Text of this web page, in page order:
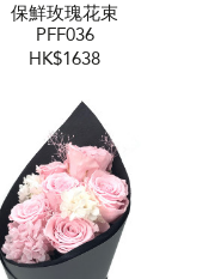
保鮮玫瑰花束
PFF036
HK$1638